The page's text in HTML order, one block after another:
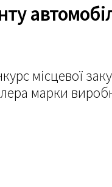
місцевої
марки